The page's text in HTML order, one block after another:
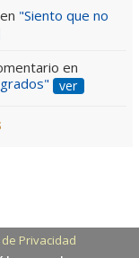
"Siento que no
en
ver
Privacidad